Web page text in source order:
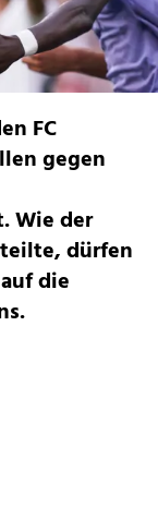
FC
gegen
Wie der
dürfen
die